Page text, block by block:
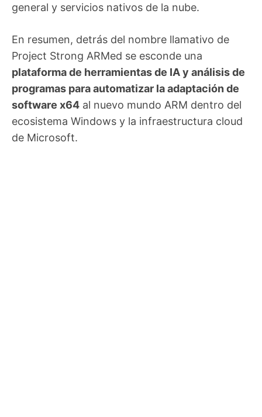
general y servicios nativos de la nube.
En resumen, detrás del nombre llamativo de
Project Strong ARMed se esconde una
plataforma de herramientas de IA y análisis de
programas para automatizar la adaptación de
software x64 al nuevo mundo ARM dentro del
ecosistema Windows y la infraestructura cloud
de Microsoft.